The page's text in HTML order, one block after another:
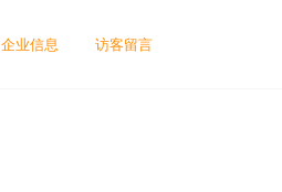
企业信息 访客留言